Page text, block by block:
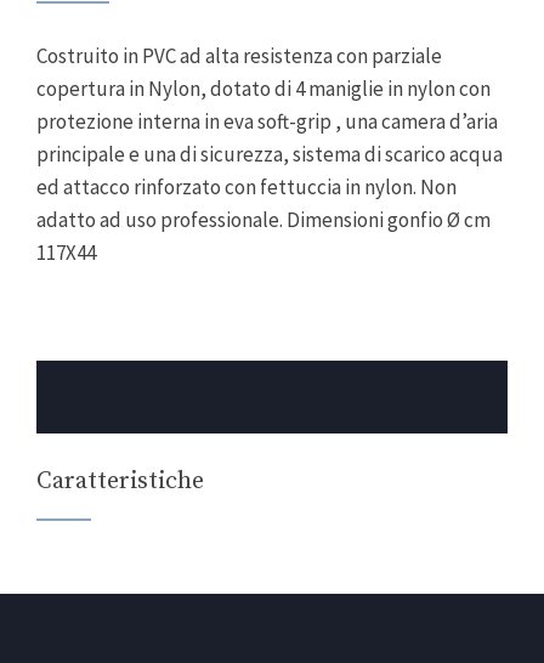
Costruito in PVC ad alta resistenza con parziale
copertura in Nylon, dotato di 4 maniglie in nylon con
protezione interna in eva soft-grip , una camera d’aria
principale e una di sicurezza, sistema di scarico acqua
ed attacco rinforzato con fettuccia in nylon. Non
adatto ad uso professionale. Dimensioni gonfio Ø cm
117X44
Caratteristiche